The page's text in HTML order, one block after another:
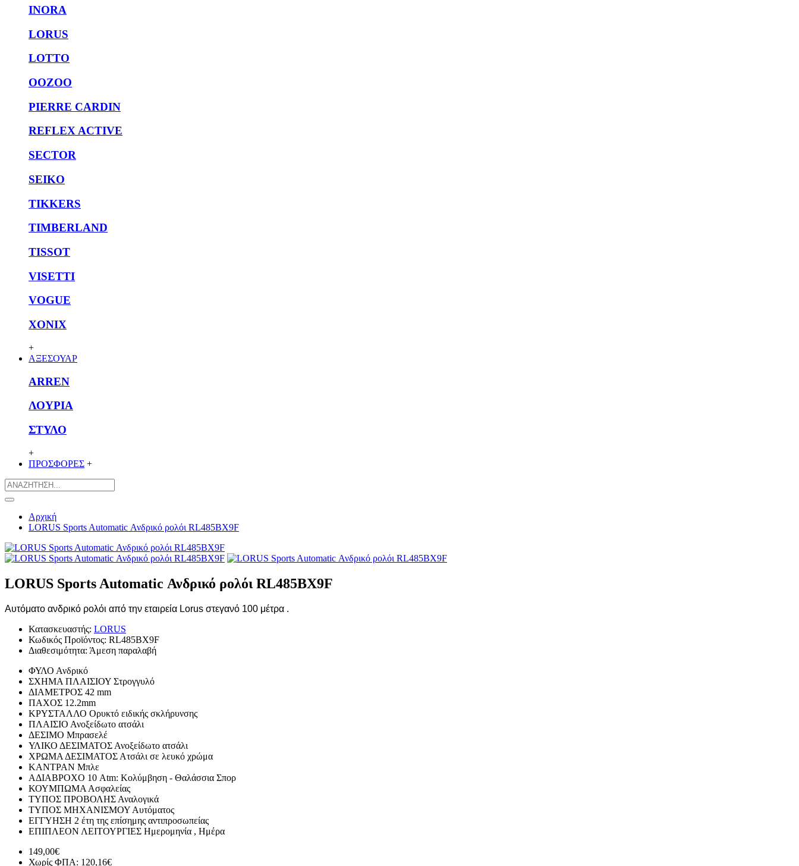
INORA
LORUS
LOTTO
OOZOO
PIERRE CARDIN
REFLEX ACTIVE
SECTOR
SEIKO
TIKKERS
TIMBERLAND
TISSOT
VISETTI
VOGUE
XONIX
+
ΑΞΕΣΟΥΑΡ
ARREN
ΛΟΥΡΙΑ
ΣΤΥΛΟ
+
ΠΡΟΣΦΟΡΕΣ +
Αρχική
LORUS Sports Automatic Ανδρικό ρολόι RL485BX9F
LORUS Sports Automatic Ανδρικό ρολόι RL485BX9F
Αυτόματο ανδρικό ρολόι από την εταιρεία Lorus στεγανό 100 μέτρα .
Κατασκευαστής: LORUS
Κωδικός Προϊόντος: RL485BX9F
Διαθεσιμότητα: Άμεση παραλαβή
ΦΥΛΟ Ανδρικό
ΣΧΗΜΑ ΠΛΑΙΣΙΟΥ Στρογγυλό
ΔΙΑΜΕΤΡΟΣ 42 mm
ΠΑΧΟΣ 12.2mm
ΚΡΥΣΤΑΛΛΟ Ορυκτό ειδικής σκλήρυνσης
ΠΛΑΙΣΙΟ Ανοξείδωτο ατσάλι
ΔΕΣΙΜΟ Μπρασελέ
ΥΛΙΚΟ ΔΕΣΙΜΑΤΟΣ Ανοξείδωτο ατσάλι
ΧΡΩΜΑ ΔΕΣΙΜΑΤΟΣ Ατσάλι σε λευκό χρώμα
ΚΑΝΤΡΑΝ Μπλε
ΑΔΙΑΒΡΟΧΟ 10 Atm: Κολύμβηση - Θαλάσσια Σπορ
ΚΟΥΜΠΩΜΑ Ασφαλείας
ΤΥΠΟΣ ΠΡΟΒΟΛΗΣ Αναλογικά
ΤΥΠΟΣ ΜΗΧΑΝΙΣΜΟΥ Αυτόματος
ΕΓΓΥΗΣΗ 2 έτη της επίσημης αντιπροσωπείας
ΕΠΙΠΛΕΟΝ ΛΕΙΤΟΥΡΓΙΕΣ Ημερομηνία , Ημέρα
149,00€
Χωρίς ΦΠΑ: 120,16€